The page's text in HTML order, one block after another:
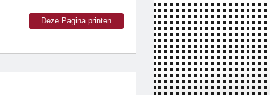
Deze Pagina printen